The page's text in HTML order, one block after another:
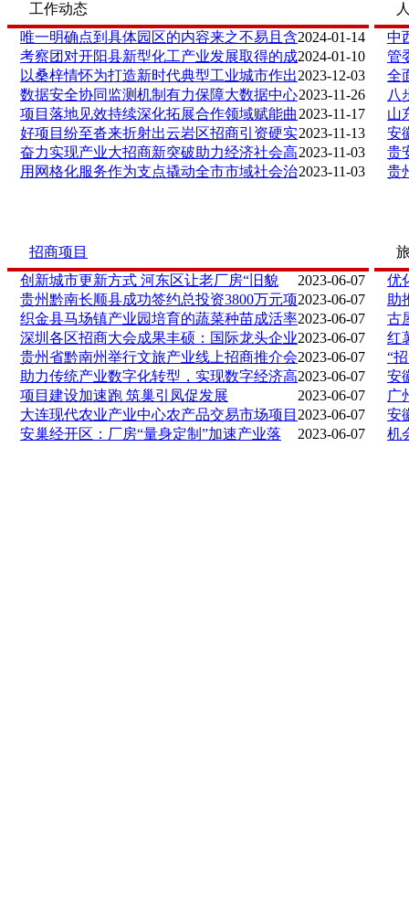
工作动态
唯一明确点到具体园区的内容来之不易且含2024-01-14
考察团对开阳县新型化工产业发展取得的成2024-01-10
以桑梓情怀为打造新时代典型工业城市作出2023-12-03
数据安全协同监测机制有力保障大数据中心2023-11-26
项目落地见效持续深化拓展合作领域赋能曲 2023-11-17
好项目纷至沓来折射出云岩区招商引资硬实2023-11-13
奋力实现产业大招商新突破助力经济社会高2023-11-03
用网格化服务作为支点撬动全市市域社会治2023-11-03
中
管
全
八
山
安
贵
贵
招商项目
创新城市更新方式 河东区让老厂房“旧貌
2023-06-07
贵州黔南长顺县成功签约总投资3800万元项2023-06-07
织金县马场镇产业园培育的蔬菜种苗成活率2023-06-07
深圳各区招商大会成果丰硕：国际龙头企业2023-06-07
贵州省黔南州举行文旅产业线上招商推介会2023-06-07
助力传统产业数字化转型，实现数字经济高2023-06-07
项目建设加速跑 筑巢引凤促发展
2023-06-07
大连现代农业产业中心农产品交易市场项目 2023-06-07
安巢经开区：厂房“量身定制”加速产业落
2023-06-07
优
助
古
红
“
安
广
安
机